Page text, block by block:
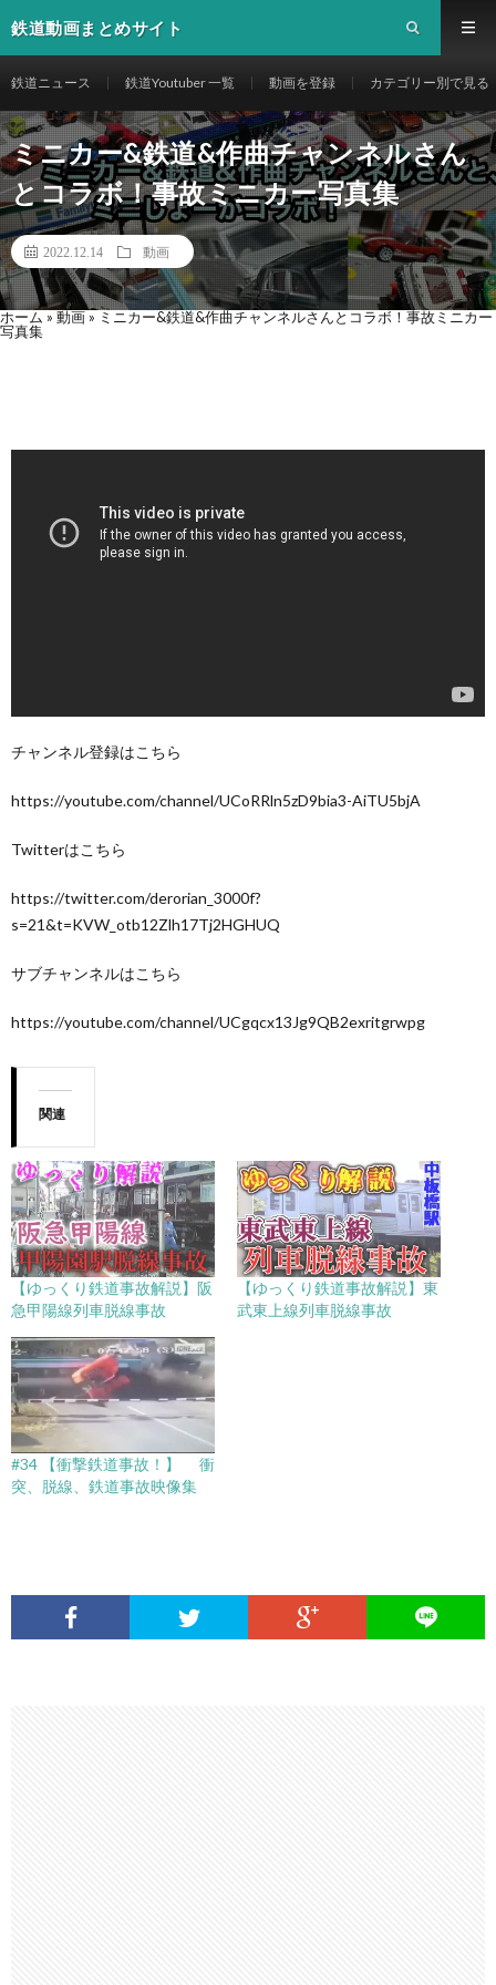
鉄道動画まとめサイト
鉄道ニュース 鉄道Youtuber 一覧 動画を登録 カテゴリー別で見る
ミニカー&鉄道&作曲チャンネルさん
とコラボ！事故ミニカー写真集
2022.12.14 動画
ホーム » 動画 » ミニカー&鉄道&作曲チャンネルさんとコラボ！事故ミニカー
写真集
チャンネル登録はこちら
https://youtube.com/channel/UCoRRln5zD9bia3-AiTU5bjA
Twitterはこちら
https://twitter.com/derorian_3000f?
s=21&t=KVW_otb12Zlh17Tj2HGHUQ
サブチャンネルはこちら
https://youtube.com/channel/UCgqcx13Jg9QB2exritgrwpg
関連
【ゆっくり鉄道事故解説】阪
急甲陽線列車脱線事故
【ゆっくり鉄道事故解説】東
武東上線列車脱線事故
#34 【衝撃鉄道事故！】 衝
突、脱線、鉄道事故映像集